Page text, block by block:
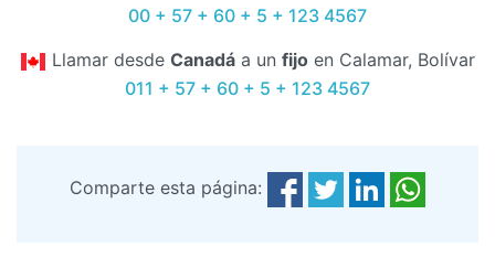
00 + 57 + 60 + 5 + 123 4567
Llamar desde Canadá a un fijo en Calamar, Bolívar
011 + 57 + 60 + 5 + 123 4567
Comparte esta página: